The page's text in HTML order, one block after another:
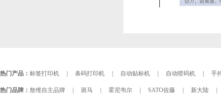
热门产品： 标签打印机 条码打印机 自动贴标机 自动喷码机 手
热门品牌： 敖维自主品牌 斑马 霍尼韦尔 SATO佐藤 新大陆